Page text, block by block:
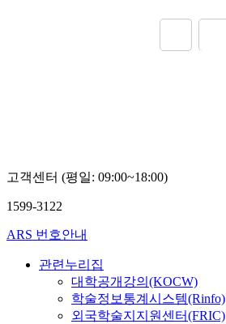
고객센터 (평일: 09:00~18:00)
1599-3122
ARS 번호안내
관련누리집
대학공개강의(KOCW)
학술정보통계시스템(Rinfo)
외국학술지지원센터(FRIC)